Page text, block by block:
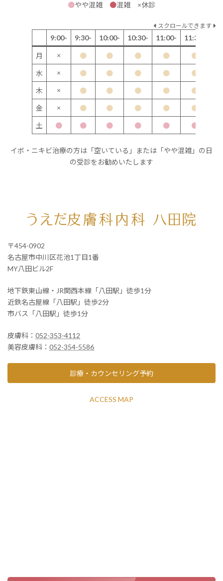
●やや混雑 ●混雑 ×休診
スクロールできます
9:00- 9:30- 10:00- 10:30- 11:00- 11:30-
月 × ● ● ● ● ●
水 × ● ● ● ● ●
木 × ● ● ● ● ●
金 × ● ● ● ● ●
土 ● ● ● ● ● ●
イボ・ニキビ治療の方は「空いている」または「やや混雑」の日
の受診をお勧めいたします
〒454-0902
名古屋市中川区花池1丁目1番
MY八田ビル2F
地下鉄東山線・JR関西本線「八田駅」徒歩1分
近鉄名古屋線「八田駅」徒歩2分
市バス「八田駅」徒歩1分
皮膚科： 052-353-4112
美容皮膚科： 052-354-5586
診療・カウンセリング予約
ACCESS MAP